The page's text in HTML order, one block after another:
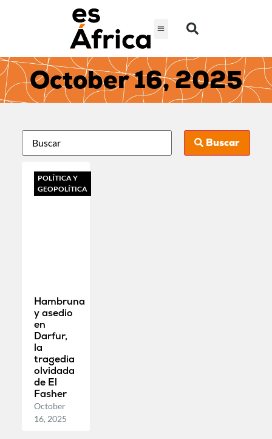
October 16, 2025
Buscar
POLÍTICA Y
GEOPOLÍTICA
Hambruna
y asedio
en
Darfur,
la
tragedia
olvidada
de El
Fasher
October
16, 2025